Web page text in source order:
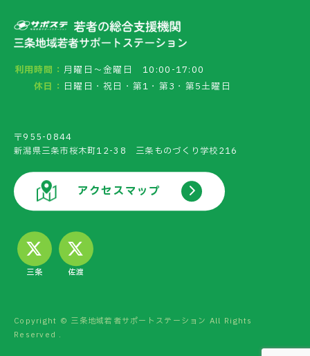
利用時間： 月曜日～金曜日 10:00-17:00
休日： 日曜日・祝日・第1・第3・第5土曜日
〒955-0844
新潟県三条市桜木町12-38 三条ものづくり学校216
アクセスマップ
三条 佐渡
Copyright © 三条地域若者サポートステーション All Rights
Reserved .